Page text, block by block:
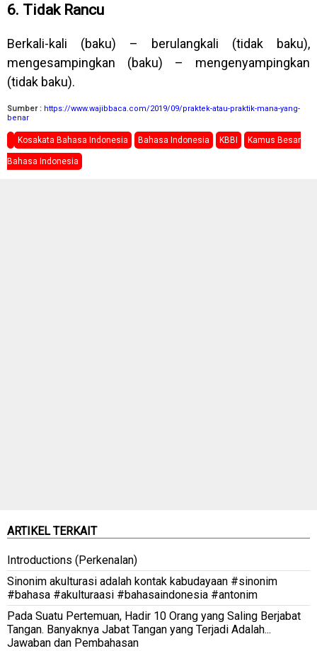
6. Tidak Rancu
Berkali-kali (baku) – berulangkali (tidak baku),
mengesampingkan (baku) – mengenyampingkan
(tidak baku).
Sumber : https://www.wajibbaca.com/2019/09/praktek-atau-praktik-mana-yang-
benar
Kosakata Bahasa Indonesia Bahasa Indonesia KBBI Kamus Besar
Bahasa Indonesia
ARTIKEL TERKAIT
Introductions (Perkenalan)
Sinonim akulturasi adalah kontak kabudayaan #sinonim
#bahasa #akulturaasi #bahasaindonesia #antonim
Pada Suatu Pertemuan, Hadir 10 Orang yang Saling Berjabat
Tangan. Banyaknya Jabat Tangan yang Terjadi Adalah...
Jawaban dan Pembahasan